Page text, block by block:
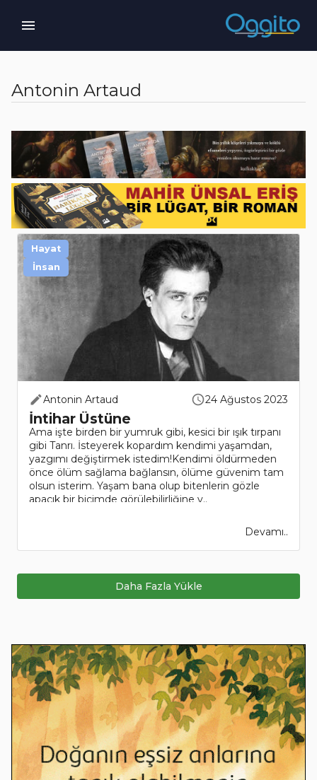
Antonin Artaud
Antonin Artaud 24 Ağustos 2023
İntihar Üstüne
Ama işte birden bir yumruk gibi, kesici bir ışık tırpanı
gibi Tanrı. İsteyerek kopardım kendimi yaşamdan,
yazgımı değiştirmek istedim!Kendimi öldürmeden
önce ölüm sağlama bağlansın, ölüme güvenim tam
olsun isterim. Yaşam bana olup bitenlerin gözle
apaçık bir biçimde görülebilirliğine v..
Devamı..
Hayat
İnsan
Daha Fazla Yükle